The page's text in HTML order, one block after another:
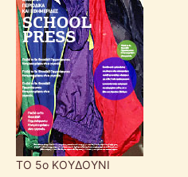
ΤΟ 5ο ΚΟΥΔΟΥΝΙ